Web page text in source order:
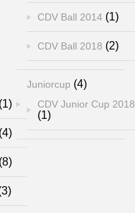
CDV Ball 2014 (1)
CDV Ball 2018 (2)
(1)
(4)
(8)
Juniorcup (4)
CDV Junior Cup 2018
(1)